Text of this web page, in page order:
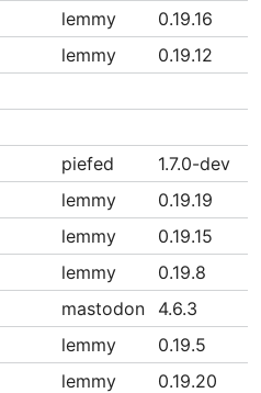
lemmy
0.19.16
lemmy
0.19.12
piefed
1.7.0-dev
lemmy
0.19.19
lemmy
0.19.15
lemmy
0.19.8
mastodon
4.6.3
lemmy
0.19.5
lemmy
0.19.20